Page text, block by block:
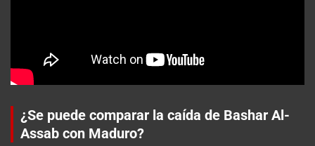
¿Se puede comparar la caída de Bashar Al-
Assab con Maduro?